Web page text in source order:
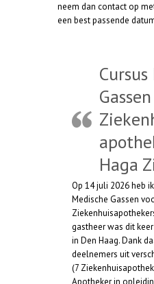
neem dan contact op
een best passende
Haga
Op 14 juli 2026 heb
Medische Gassen
gastheer was dit
in Den Haag. Dank
deelnemers uit
(7